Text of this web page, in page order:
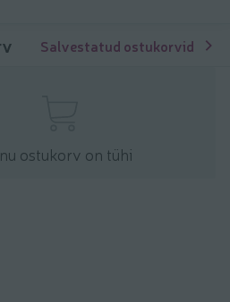
Salvestatud ostukorvid
ostukorv on tühi